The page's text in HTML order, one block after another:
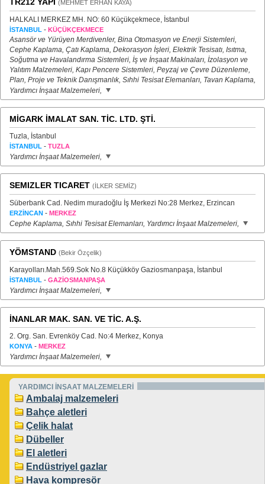
(MEHMET ERHAN KAYA)
HALKALI MERKEZ MH. NO: 60 Küçükçekmece, İstanbul
İSTANBUL - KÜÇÜKÇEKMECE
Asansör ve Yürüyen Merdivenler, Bina Otomasyon ve Enerji Sistemleri,
Cephe Kaplama, Çatı Kaplama, Dekorasyon İşleri, Elektrik Tesisatı, Isıtma,
Soğutma ve Havalandırma Sistemleri, İş ve İnşaat Makinaları, İzolasyon ve
Yalıtım Malzemeleri, Kapı Pencere Sistemleri, Peyzaj ve Çevre Düzenleme,
Plan, Proje ve Teknik Danışmanlık, Sıhhi Tesisat Elemanları, Tavan Kaplama,
Yardımcı İnşaat Malzemeleri,
MİGARK İMALAT SAN. TİC. LTD. ŞTİ.
Tuzla, İstanbul
İSTANBUL - TUZLA
Yardımcı İnşaat Malzemeleri,
SEMIZLER TICARET (İLKER SEMİZ)
Süberbank Cad. Nedim muradoğlu İş Merkezi No:28 Merkez, Erzincan
ERZİNCAN - MERKEZ
Cephe Kaplama, Sıhhi Tesisat Elemanları, Yardımcı İnşaat Malzemeleri,
YÖMSTAND (Bekir Özçelik)
Karayolları.Mah.569.Sok No.8 Küçükköy Gaziosmanpaşa, İstanbul
İSTANBUL - GAZİOSMANPAŞA
Yardımcı İnşaat Malzemeleri,
İNANLAR MAK. SAN. VE TİC. A.Ş.
2. Org. San. Evrenköy Cad. No:4 Merkez, Konya
KONYA - MERKEZ
Yardımcı İnşaat Malzemeleri,
YARDIMCI İNŞAAT MALZEMELERİ
Ambalaj malzemeleri
Bahçe aletleri
Çelik halat
Dübeller
El aletleri
Endüstriyel gazlar
Hava kompresör